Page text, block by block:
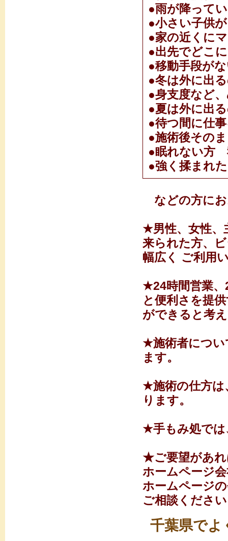
●雨が降って
●小さい子供
●家の近くに
●出先でどこ
●移動手段が
●冬は外に出
●身支度など
●夏は外に出
●待つ間に仕
●施術後その
●眠れない方
●強く揉まれ
などの方に
★男性、女性
来られた方、
幅広く ご利用
★24時間営業、
と便利さを提
ができると考
★施術者につい
ます。
★施術の仕方は
ります。
★手もみ処では
★ご要望があ
ホームページ
ホームページ
ご相談くださ
千葉県でよ